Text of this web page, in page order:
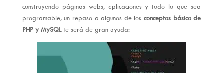
construyendo páginas webs, aplicaciones y todo lo que sea
programable, un repaso a algunos de los conceptos básico de
PHP y MySQLte será de gran ayuda: